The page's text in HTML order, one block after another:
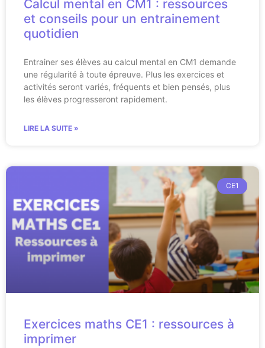
Calcul mental en CM1 : ressources
et conseils pour un entrainement
quotidien
Entrainer ses élèves au calcul mental en CM1 demande
une régularité à toute épreuve. Plus les exercices et
activités seront variés, fréquents et bien pensés, plus
les élèves progresseront rapidement.
LIRE LA SUITE »
CE1
Exercices maths CE1 : ressources à
imprimer